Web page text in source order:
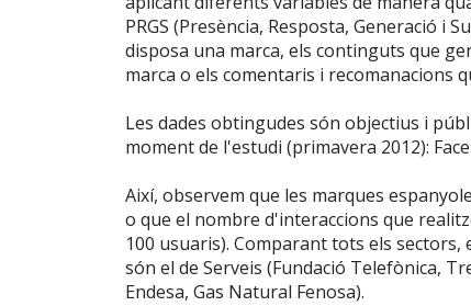
PRGS (Presència, Resposta, Generació i
disposa una marca, els continguts que
marca o els comentaris i recomanacions
Les dades obtingudes són objectius i
moment de l'estudi (primavera 2012):
Així, observem que les marques
o que el nombre d'interaccions que
100 usuaris). Comparant tots els
són el de Serveis (Fundació Telefònica,
Endesa, Gas Natural Fenosa).